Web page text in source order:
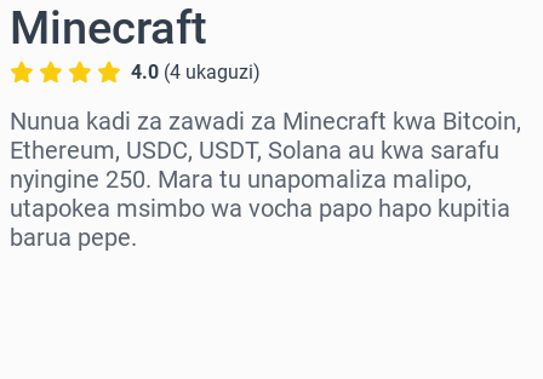
Minecraft
4.0 (4 ukaguzi)
Nunua kadi za zawadi za Minecraft kwa Bitcoin,
Ethereum, USDC, USDT, Solana au kwa sarafu
nyingine 250. Mara tu unapomaliza malipo,
utapokea msimbo wa vocha papo hapo kupitia
barua pepe.